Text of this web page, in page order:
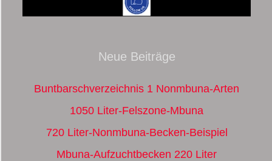
Neue Beiträge
Buntbarschverzeichnis 1 Nonmbuna-Arten
1050 Liter-Felszone-Mbuna
720 Liter-Nonmbuna-Becken-Beispiel
Mbuna-Aufzuchtbecken 220 Liter